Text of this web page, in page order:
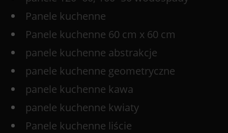
Panele kuchenne
Panele kuchenne 60 cm x 60 cm
panele kuchenne abstrakcje
panele kuchenne geometryczne
panele kuchenne kawa
panele kuchenne kwiaty
Panele kuchenne liście